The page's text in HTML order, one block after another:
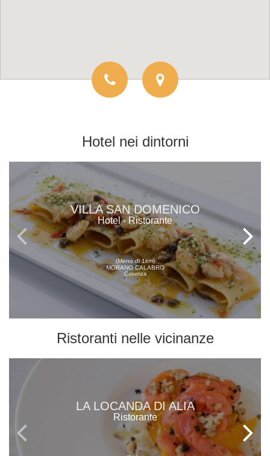
Hotel nei dintorni
VILLA SAN DOMENICO
Hotel - Ristorante
(Meno di 1km)
MORANO CALABRO
Cosenza
Ristoranti nelle vicinanze
LA LOCANDA DI ALIA
Ristorante